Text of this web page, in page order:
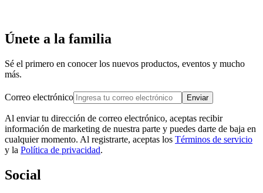
Únete a la familia
Sé el primero en conocer los nuevos productos, eventos y mucho
más.
Correo electrónico Enviar
Al enviar tu dirección de correo electrónico, aceptas recibir
información de marketing de nuestra parte y puedes darte de baja en
cualquier momento. Al registrarte, aceptas los Términos de servicio
y la Política de privacidad.
Social